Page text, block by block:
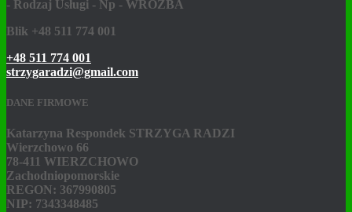
- Rodzaj Usługi - Np - WRÓŻBA
Blik +48 511 774 001
+48 511 774 001
strzygaradzi@gmail.com
DANE FIRMOWE
Katarzyna Respondek STRZYGA RADZI
Wierzchowo 66
78-411 WIERZCHOWO
Zachodniopomorskie
REGON: 367990805
NIP: 7343348485